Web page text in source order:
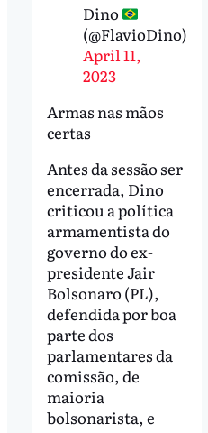
Dino
(@FlavioDino)
April 11,
2023
Armas nas mãos
certas
Antes da sessão ser
encerrada, Dino
criticou a política
armamentista do
governo do ex-
presidente Jair
Bolsonaro (PL),
defendida por boa
parte dos
parlamentares da
comissão, de
maioria
bolsonarista, e